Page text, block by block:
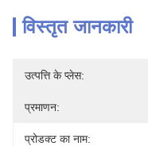
विस्तृत जानकारी
उत्पत्ति के प्लेस:
प्रमाणन:
प्रोडक्ट का नाम: